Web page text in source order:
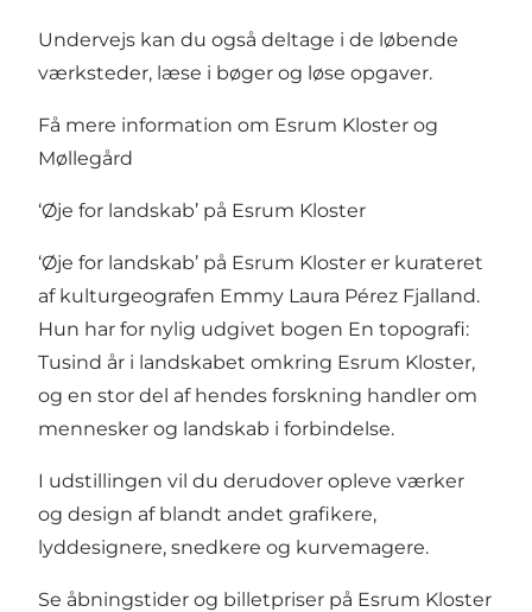
Undervejs kan du også deltage i de løbende
værksteder, læse i bøger og løse opgaver.
Få mere information om Esrum Kloster og
Møllegård
‘Øje for landskab’ på Esrum Kloster
‘Øje for landskab’ på Esrum Kloster er kurateret
af kulturgeografen Emmy Laura Pérez Fjalland.
Hun har for nylig udgivet bogen En topografi:
Tusind år i landskabet omkring Esrum Kloster,
og en stor del af hendes forskning handler om
mennesker og landskab i forbindelse.
I udstillingen vil du derudover opleve værker
og design af blandt andet grafikere,
lyddesignere, snedkere og kurvemagere.
Se åbningstider og billetpriser på Esrum Kloster